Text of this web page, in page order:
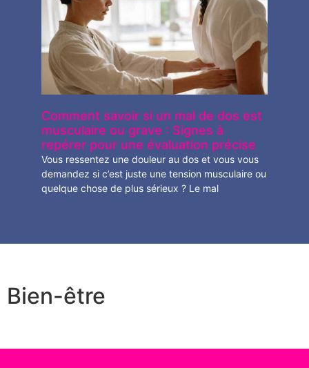
Comment savoir si un mal de dos est
musculaire ou grave : Signes à
repérer pour une évaluation précise
Vous ressentez une douleur au dos et vous vous
demandez si c’est juste une tension musculaire ou
quelque chose de plus sérieux ? Le mal
Bien-être